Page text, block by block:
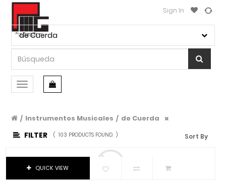
Sign In
de Cuerda
Conmutar
navegación
/ Instrumentos Musicales / de Cuerda
FILTER ( 103 PRODUCTS FOUND. ) Sort By
CATEGORÍA
PRODUCTO
Marketplace
Playeras
Accesorios
Iluminación
Instrumentos Musicales
Accesorios
Afinadores Y Metrónomos
Marca
Ibañez
Ableton
Adam
Akozlin
Alice
Amati
Amatus
Aproca
ART
QUICK VIEW